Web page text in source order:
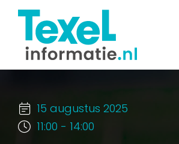
15 augustus 2025
11:00 - 14:00